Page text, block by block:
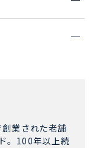
業された老舗
。100年以上続